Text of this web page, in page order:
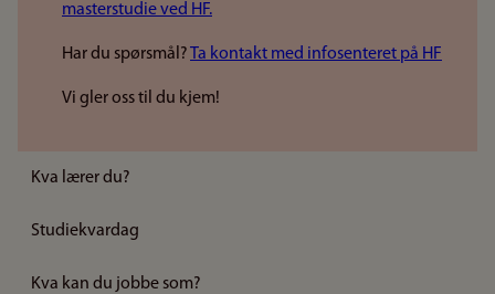
masterstudie ved HF.
Har du spørsmål?Ta kontakt med infosenteret på HF
Vi gler oss til du kjem!
Kva lærer du?
Studiekvardag
Kva kan du jobbe som?